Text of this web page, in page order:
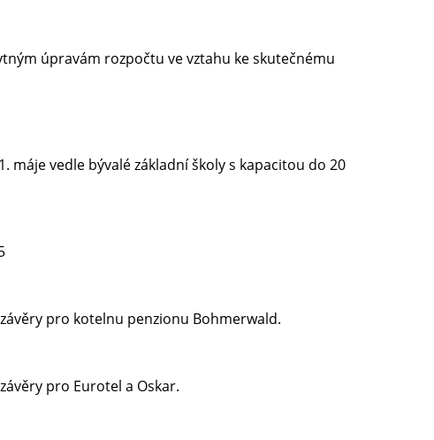
úpravám rozpočtu ve vztahu ke skutečnému
vedle bývalé základní školy s kapacitou do 20
pro kotelnu penzionu Bohmerwald.
pro Eurotel a Oskar.